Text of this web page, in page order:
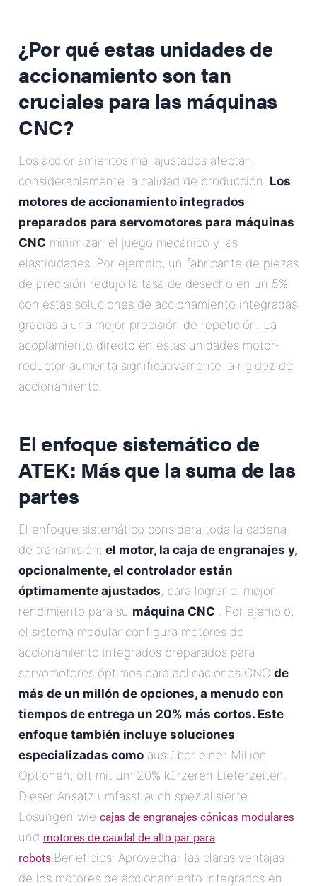
¿Por qué estas unidades de
accionamiento son tan
cruciales para las máquinas
CNC?
Los accionamientos mal ajustados afectan
considerablemente la calidad de producción. Los
motores de accionamiento integrados
preparados para servomotores para máquinas
CNC minimizan el juego mecánico y las
elasticidades. Por ejemplo, un fabricante de piezas
de precisión redujo la tasa de desecho en un 5%
con estas soluciones de accionamiento integradas
gracias a una mejor precisión de repetición. La
acoplamiento directo en estas unidades motor-
reductor aumenta significativamente la rigidez del
accionamiento.
El enfoque sistemático de
ATEK: Más que la suma de las
partes
El enfoque sistemático considera toda la cadena
de transmisión; el motor, la caja de engranajes y,
opcionalmente, el controlador están
óptimamente ajustados, para lograr el mejor
rendimiento para su máquina CNC . Por ejemplo,
el sistema modular configura motores de
accionamiento integrados preparados para
servomotores óptimos para aplicaciones CNC de
más de un millón de opciones, a menudo con
tiempos de entrega un 20% más cortos. Este
enfoque también incluye soluciones
especializadas como aus über einer Million
Optionen, oft mit um 20% kürzeren Lieferzeiten.
Dieser Ansatz umfasst auch spezialisierte
Lösungen wie cajas de engranajes cónicas modulares
und motores de caudal de alto par para
robots.Beneficios: Aprovechar las claras ventajas
de los motores de accionamiento integrados en